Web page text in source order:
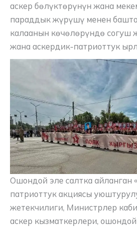
аскер бөлүктөрүнүн жана
параддык жүрүшү менен
калаанын көчөлөрүндө
жана аскердик-патриоттук
Ошондой эле салтка айланган
патриоттук акциясы
жетекчилиги, Министрлер
аскер кызматкерлери, ошондой